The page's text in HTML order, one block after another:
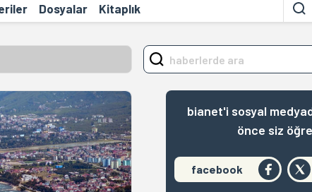
Dosyalar Kitaplık
bianet'i sosyal
önce siz
facebook